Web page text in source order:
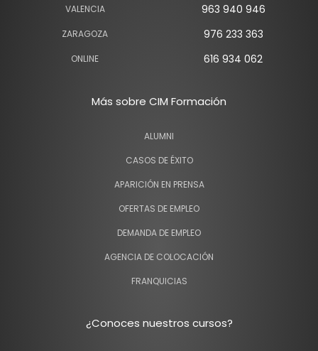
Más sobre CIM Formación
ALUMNI
CASOS DE ÉXITO
APARICIÓN EN PRENSA
OFERTAS DE EMPLEO
DEMANDA DE EMPLEO
AGENCIA DE COLOCACIÓN
FRANQUICIAS
¿Conoces nuestros cursos?
VALENCIA 963 940 946
ZARAGOZA 976 233 363
ONLINE 616 934 062